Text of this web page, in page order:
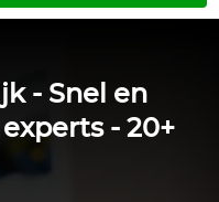
- Snel en
- 20+